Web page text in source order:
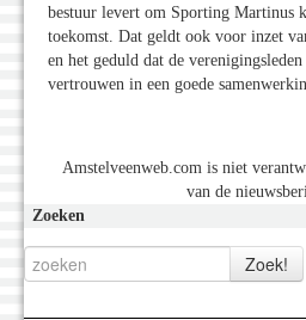
bestuur levert om Sporting Martinus
toekomst. Dat geldt ook voor inzet
en het geduld dat de
vertrouwen in een goede
Amstelveenweb.com is niet
van de
Zoeken